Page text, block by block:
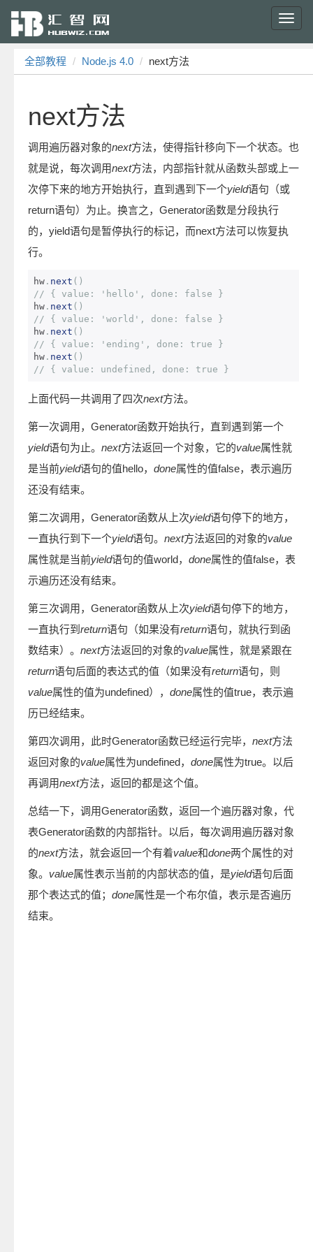
全部教程 Node.js 4.0 next方法
next方法
调用遍历器对象的next方法，使得指针移向下一个状态。也
就是说，每次调用next方法，内部指针就从函数头部或上一
次停下来的地方开始执行，直到遇到下一个yield语句（或
return语句）为止。换言之，Generator函数是分段执行
的，yield语句是暂停执行的标记，而next方法可以恢复执
行。
hw . next ()
// { value: 'hello', done: false }
hw . next ()
// { value: 'world', done: false }
hw . next ()
// { value: 'ending', done: true }
hw . next ()
// { value: undefined, done: true }
上面代码一共调用了四次next方法。
第一次调用，Generator函数开始执行，直到遇到第一个
yield语句为止。 next方法返回一个对象，它的value属性就
是当前yield语句的值hello， done属性的值false，表示遍历
还没有结束。
第二次调用，Generator函数从上次yield语句停下的地方，
一直执行到下一个yield语句。 next方法返回的对象的value
属性就是当前yield语句的值world， done属性的值false，表
示遍历还没有结束。
第三次调用，Generator函数从上次yield语句停下的地方，
一直执行到 return语句（如果没有return语句，就执行到函
数结束）。 next方法返回的对象的value属性，就是紧跟在
return语句后面的表达式的值（如果没有return语句，则
value属性的值为undefined）， done属性的值true，表示遍
历已经结束。
第四次调用，此时Generator函数已经运行完毕， next方法
返回对象的value属性为undefined， done属性为true。以后
再调用next方法，返回的都是这个值。
总结一下，调用Generator函数，返回一个遍历器对象，代
表Generator函数的内部指针。以后，每次调用遍历器对象
的next方法，就会返回一个有着value和done两个属性的对
象。 value属性表示当前的内部状态的值，是yield语句后面
那个表达式的值； done属性是一个布尔值，表示是否遍历
结束。